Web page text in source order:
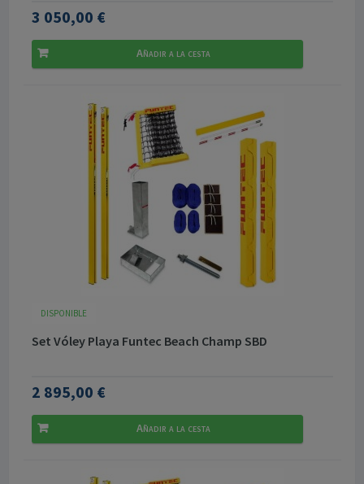
3 050,00 €
Añadir a la cesta
DISPONIBLE
Set Vóley Playa Funtec Beach Champ SBD
2 895,00 €
Añadir a la cesta